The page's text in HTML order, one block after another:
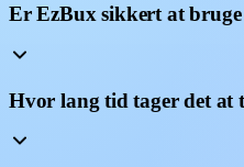
Er EzBux sikkert at
Hvor lang tid tager det at